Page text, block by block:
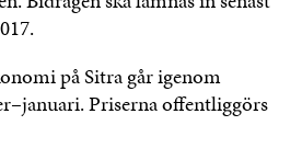
på Sitra går igenom
Priserna offentliggörs